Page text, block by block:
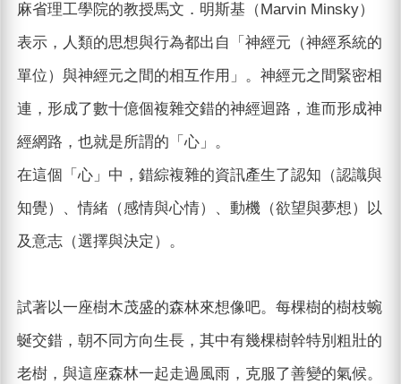
麻省理工學院的教授馬文．明斯基（Marvin Minsky）
表示，人類的思想與行為都出自「神經元（神經系統的
單位）與神經元之間的相互作用」。神經元之間緊密相
連，形成了數十億個複雜交錯的神經迴路，進而形成神
經網路，也就是所謂的「心」。
在這個「心」中，錯綜複雜的資訊產生了認知（認識與
知覺）、情緒（感情與心情）、動機（欲望與夢想）以
及意志（選擇與決定）。
試著以一座樹木茂盛的森林來想像吧。每棵樹的樹枝蜿
蜒交錯，朝不同方向生長，其中有幾棵樹幹特別粗壯的
老樹，與這座森林一起走過風雨，克服了善變的氣候。